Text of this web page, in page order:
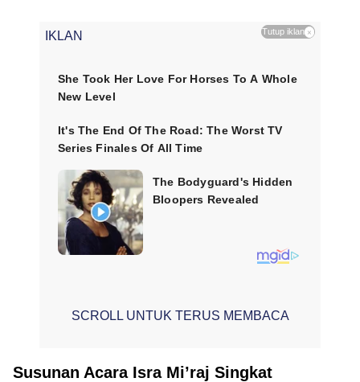
IKLAN Tutup iklan ×
SCROLL UNTUK TERUS MEMBACA
Susunan Acara Isra Mi’raj Singkat